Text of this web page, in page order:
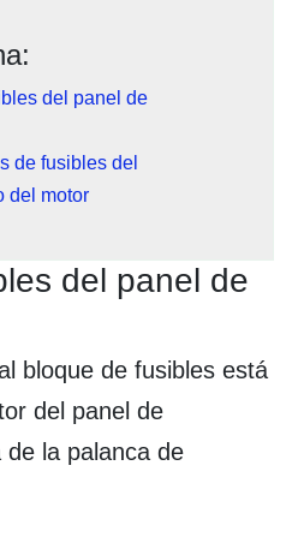
del panel de
de fusibles del
del motor
del panel de
bloque de fusibles está
del panel de
la palanca de